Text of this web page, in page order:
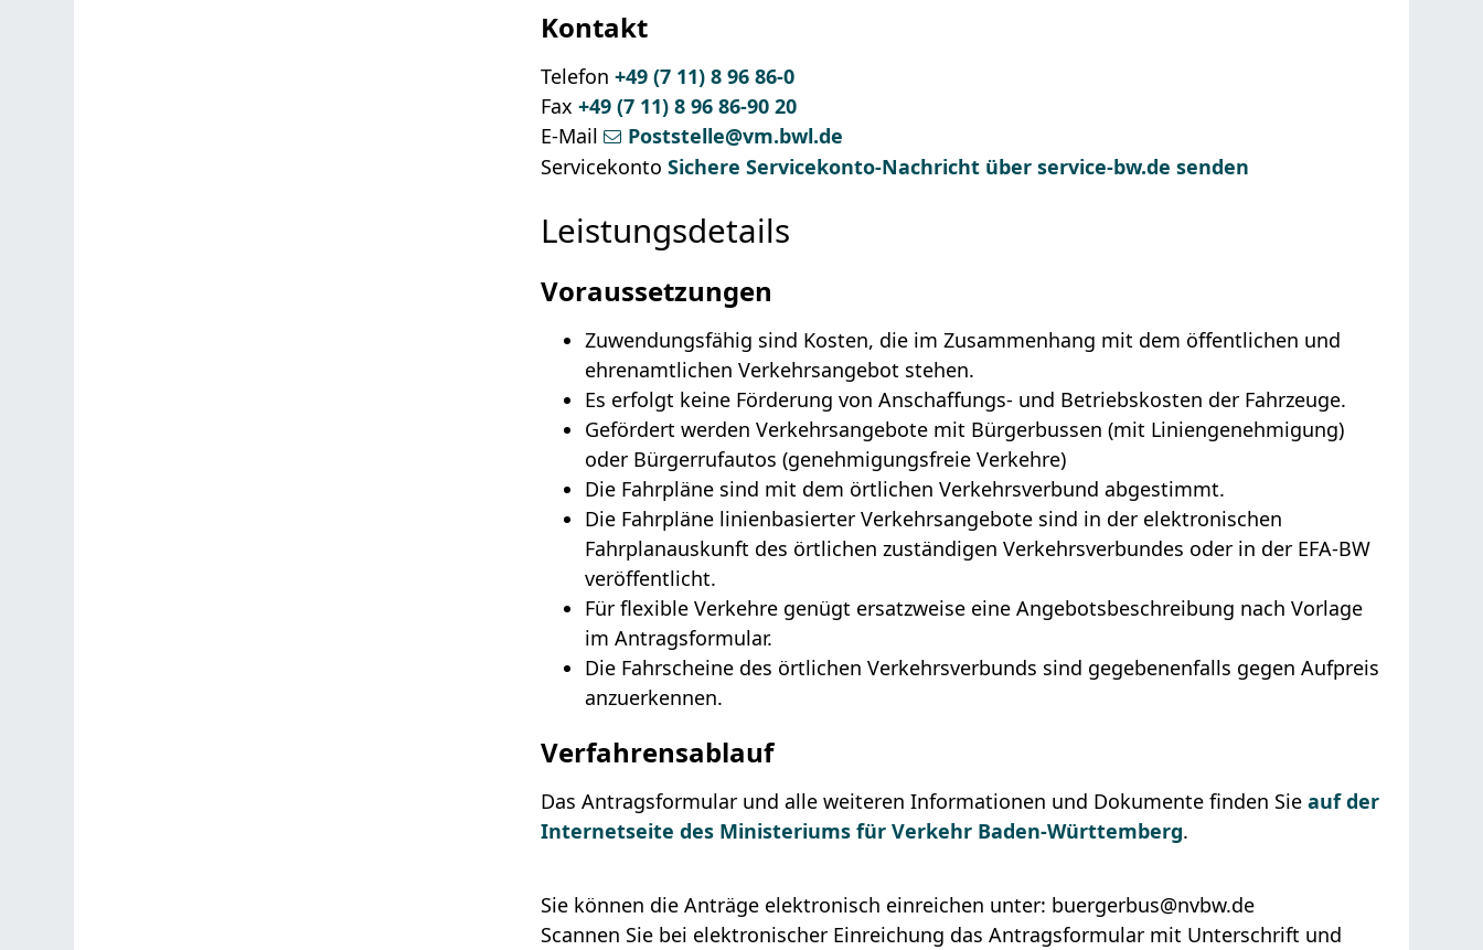
Kontakt
Telefon +49 (7 11) 8 96 86-0
Fax +49 (7 11) 8 96 86-90 20
E-Mail
Poststelle@vm.bwl.de
Servicekonto Sichere Servicekonto-Nachricht über service-bw.de senden
Leistungsdetails
Voraussetzungen
Zuwendungsfähig sind Kosten, die im Zusammenhang mit dem öffentlichen und
ehrenamtlichen Verkehrsangebot stehen.
Es erfolgt keine Förderung von Anschaffungs- und Betriebskosten der Fahrzeuge.
Gefördert werden Verkehrsangebote mit Bürgerbussen (mit Liniengenehmigung)
oder Bürgerrufautos (genehmigungsfreie Verkehre)
Die Fahrpläne sind mit dem örtlichen Verkehrsverbund abgestimmt.
Die Fahrpläne linienbasierter Verkehrsangebote sind in der elektronischen
Fahrplanauskunft des örtlichen zuständigen Verkehrsverbundes oder in der EFA-BW
veröffentlicht.
Für flexible Verkehre genügt ersatzweise eine Angebotsbeschreibung nach Vorlage
im Antragsformular.
Die Fahrscheine des örtlichen Verkehrsverbunds sind gegebenenfalls gegen Aufpreis
anzuerkennen.
Verfahrensablauf
Das Antragsformular und alle weiteren Informationen und Dokumente finden Sieauf der
Internetseite des Ministeriums für Verkehr Baden-Württemberg.
Sie können die Anträge elektronisch einreichen unter: buergerbus@nvbw.de
Scannen Sie bei elektronischer Einreichung das Antragsformular mit Unterschrift und